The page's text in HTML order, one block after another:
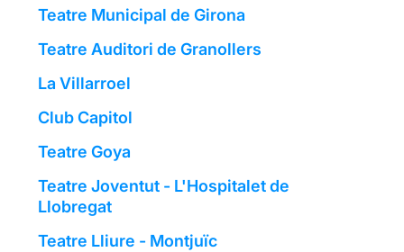
Teatre Municipal de Girona
Teatre Auditori de Granollers
La Villarroel
Club Capitol
Teatre Goya
Teatre Joventut - L'Hospitalet de
Llobregat
Teatre Lliure - Montjuïc